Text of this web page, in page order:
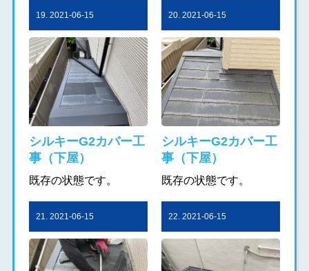
19. 2021-06-15
シルキーG2カバー工
事（下屋）
既存の状態です。
20. 2021-06-15
シルキーG2カバー工
事（下屋）
既存の状態です。
21. 2021-06-15 22. 2021-06-15